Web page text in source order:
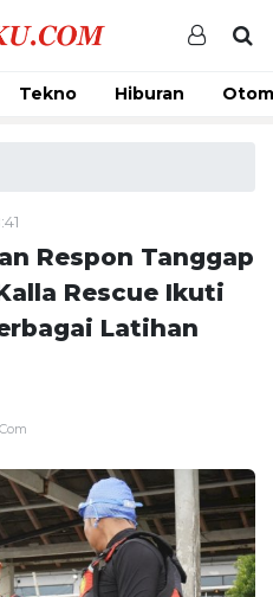
Tekno Hiburan
Respon Tanggap
Rescue Ikuti
Latihan